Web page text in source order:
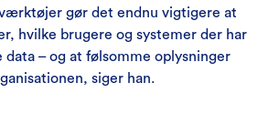
gør det endnu vigtigere at
hvilke brugere og systemer der har
data – og at følsomme oplysninger
siger han.